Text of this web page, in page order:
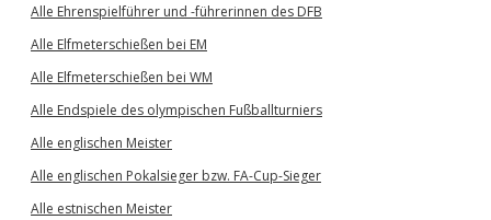
Alle Ehrenspielführer und -führerinnen des DFB
Alle Elfmeterschießen bei EM
Alle Elfmeterschießen bei WM
Alle Endspiele des olympischen Fußballturniers
Alle englischen Meister
Alle englischen Pokalsieger bzw. FA-Cup-Sieger
Alle estnischen Meister